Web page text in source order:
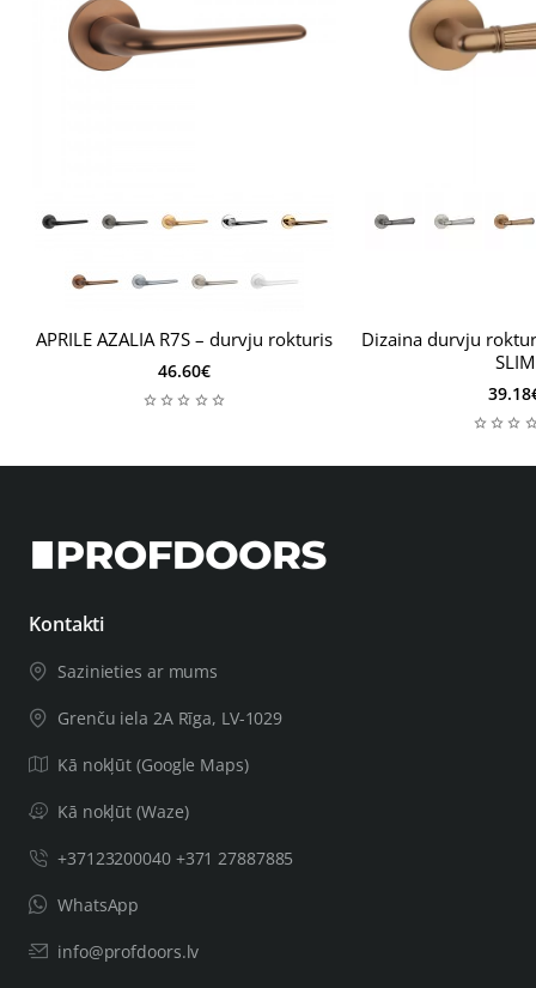
APRILE AZALIA R7S – durvju rokturis
46.60€
Dizaina durvju
SLIM
Kontakti
Sazinieties ar mums
Grenču iela 2A Rīga, LV-1029
Kā nokļūt (Google Maps)
Kā nokļūt (Waze)
+37123200040 +371 27887885
WhatsApp
info@profdoors.lv